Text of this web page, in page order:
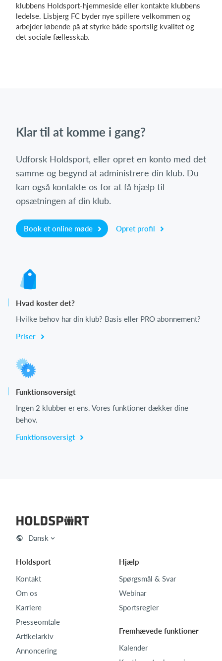
klubbens Holdsport-hjemmeside eller kontakte klubbens
ledelse. Lisbjerg FC byder nye spillere velkommen og
arbejder løbende på at styrke både sportslig kvalitet og
det sociale fællesskab.
Klar til at komme i gang?
Udforsk Holdsport, eller opret en konto med det
samme og begynd at administrere din klub. Du
kan også kontakte os for at få hjælp til
opsætningen af din klub.
Book et online møde Opret profil
Hvad koster det?
Hvilke behov har din klub? Basis eller PRO abonnement?
Priser
Funktionsoversigt
Ingen 2 klubber er ens. Vores funktioner dækker dine
behov.
Funktionsoversigt
Dansk
Holdsport
Kontakt
Om os
Karriere
Presseomtale
Artikelarkiv
Annoncering
Hjælp
Spørgsmål & Svar
Webinar
Sportsregler
Fremhævede funktioner
Kalender